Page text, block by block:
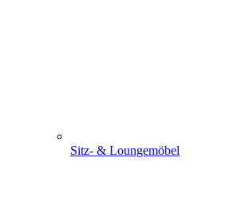
Sitz- & Loungemöbel